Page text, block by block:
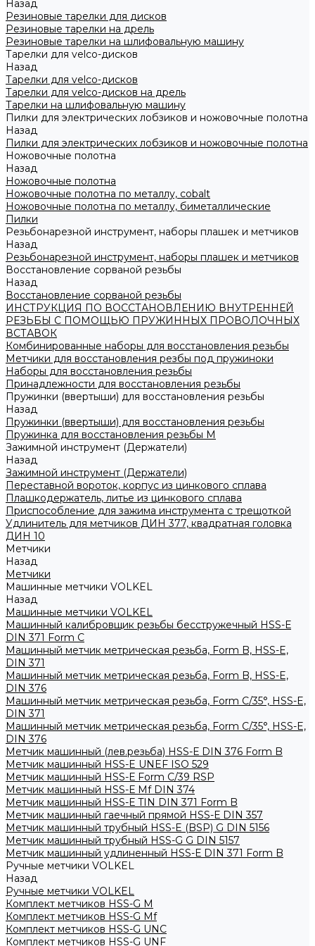
Назад
Резиновые тарелки для дисков
Резиновые тарелки на дрель
Резиновые тарелки на шлифовальную машину
Тарелки для velco-дисков
Назад
Тарелки для velco-дисков
Тарелки для velco-дисков на дрель
Тарелки на шлифовальную машину
Пилки для электрических лобзиков и ножовочные полотна
Назад
Пилки для электрических лобзиков и ножовочные полотна
Ножовочные полотна
Назад
Ножовочные полотна
Ножовочные полотна по металлу, cobalt
Ножовочные полотна по металлу, биметаллические
Пилки
Резьбонарезной инструмент, наборы плашек и метчиков
Назад
Резьбонарезной инструмент, наборы плашек и метчиков
Восстановление сорваной резьбы
Назад
Восстановление сорваной резьбы
ИНСТРУКЦИЯ ПО ВОССТАНОВЛЕНИЮ ВНУТРЕННЕЙ
РЕЗЬБЫ С ПОМОЩЬЮ ПРУЖИННЫХ ПРОВОЛОЧНЫХ
ВСТАВОК
Комбинированные наборы для восстановления резьбы
Метчики для восстановления резбы под пружиноки
Наборы для восстановления резьбы
Принадлежности для восстановления резьбы
Пружинки (ввертыши) для восстановления резьбы
Назад
Пружинки (ввертыши) для восстановления резьбы
Пружинка для восстановления резьбы M
Зажимной инструмент (Держатели)
Назад
Зажимной инструмент (Держатели)
Переставной вороток, корпус из цинкового сплава
Плашкодержатель, литье из цинкового сплава
Приспособление для зажима инструмента с трещоткой
Удлинитель для метчиков ДИН 377, квадратная головка
ДИН 10
Метчики
Назад
Метчики
Машинные метчики VOLKEL
Назад
Машинные метчики VOLKEL
Машинный калибровщик резьбы бесстружечный HSS-Е
DIN 371 Form C
Машинный метчик метрическая резьба, Form B, HSS-E,
DIN 371
Машинный метчик метрическая резьба, Form B, HSS-E,
DIN 376
Машинный метчик метрическая резьба, Form С/35°, HSS-E,
DIN 371
Машинный метчик метрическая резьба, Form С/35°, HSS-E,
DIN 376
Метчик машинный (лев.резьба) HSS-Е DIN 376 Form B
Метчик машинный HSS-E UNEF ISO 529
Метчик машинный HSS-Е Form C/39 RSP
Метчик машинный HSS-Е Mf DIN 374
Метчик машинный HSS-Е TIN DIN 371 Form B
Метчик машинный гаечный прямой HSS-Е DIN 357
Метчик машинный трубный HSS-E (BSP) G DIN 5156
Метчик машинный трубный HSS-G G DIN 5157
Метчик машинный удлиненный HSS-Е DIN 371 Form B
Ручные метчики VOLKEL
Назад
Ручные метчики VOLKEL
Комплект метчиков HSS-G M
Комплект метчиков HSS-G Mf
Комплект метчиков HSS-G UNC
Комплект метчиков HSS-G UNF